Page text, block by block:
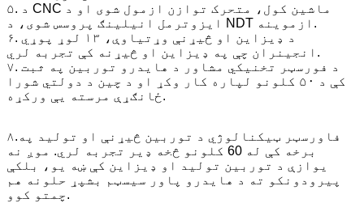
۵. د CNC ماشین کول، متحرک توازن ازمول شوی او د
ایزوترمل انیلینګ پروسس شوی، د NDT ازموینه.
۶. د ډیزاین او څیړنې وړتیاوې، ۱۳ لوړ پوړي
انجینران چې په ډیزاین او څیړنه کې تجربه لري.
۷. د فورسټر تخنیکي مشاور د هایدرو توربین په ثبت
کې د ۵۰ کلونو لپاره کار وکړ او د چین د دولتي شورا
ځانګړې مرسته یې ورکړه.
۸.ف اورسټر ټیکنالوژي د توربین څیړنې او تولید په
برخه کې له 60 کلونو څخه ډیر تجربه لري. موږ نه
یوازې د توربین تولید او ډیزاین کې ښه یو، بلکې
پیرودونکو ته د هایدرو پاور سیسټم بشپړ حلونه هم
چمتو کوو.